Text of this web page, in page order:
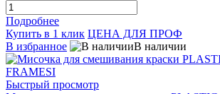
Подробнее
Купить в 1 клик ЦЕНА ДЛЯ ПРОФ
В избранное
В наличии
Быстрый просмотр